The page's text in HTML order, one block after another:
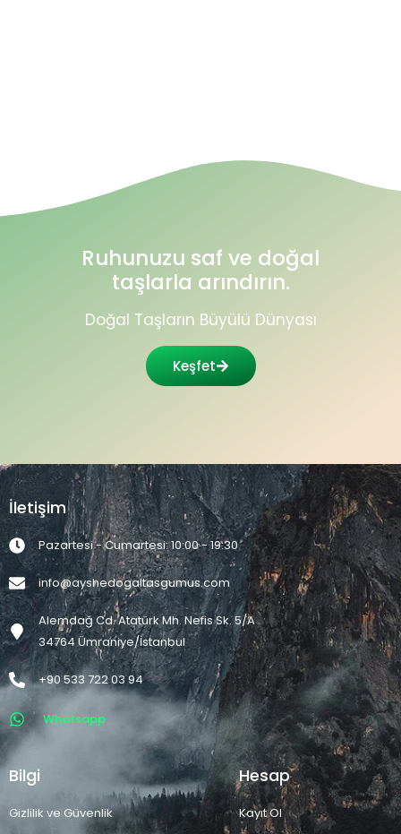
Ruhunuzu saf ve doğal
taşlarla arındırın.
Doğal Taşların Büyülü Dünyası
Keşfet
İletişim
Pazartesi - Cumartesi: 10:00 - 19:30
info@ayshedogaltasgumus.com
Alemdağ Cd. Atatürk Mh. Nefis Sk. 5/A
34764 Ümraniye/İstanbul
+90 533 722 03 94
Whatsapp
Bilgi
Gizlilik ve Güvenlik
Hesap
Kayıt Ol